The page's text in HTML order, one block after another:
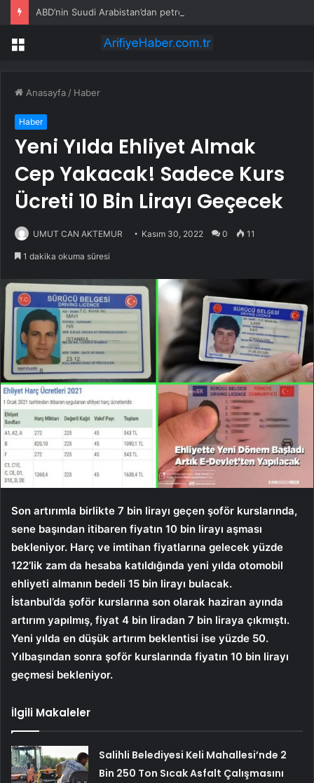
Menü
Anasayfa / Haber
Haber
Yeni Yılda Ehliyet Almak
Cep Yakacak! Sadece Kurs
Ücreti 10 Bin Lirayı Geçecek
UMUT CAN AKTEMUR Kasım 30, 2022 0 11
1 dakika okuma süresi
Son artırımla birlikte 7 bin lirayı geçen şoför kurslarında,
sene başından itibaren fiyatın 10 bin lirayı aşması
bekleniyor. Harç ve imtihan fiyatlarına gelecek yüzde
122’lik zam da hesaba katıldığında yeni yılda otomobil
ehliyeti almanın bedeli 15 bin lirayı bulacak.
İstanbul’da şoför kurslarına son olarak haziran ayında
artırım yapılmış, fiyat 4 bin liradan 7 bin liraya çıkmıştı.
Yeni yılda en düşük artırım beklentisi ise yüzde 50.
Yılbaşından sonra şoför kurslarında fiyatın 10 bin lirayı
geçmesi bekleniyor.
İlgili Makaleler
Salihli Belediyesi Keli Mahallesi’nde 2
Bin 250 Ton Sıcak Asfalt Çalışmasını